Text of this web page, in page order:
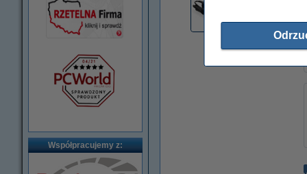
Współpracujemy z: